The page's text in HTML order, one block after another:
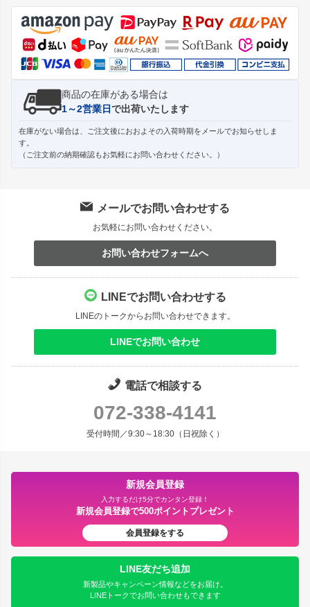
ジト
ップ
へ
商品の在庫がある場合は
1～2営業日で出荷いたします
在庫がない場合は、ご注文後におおよその入荷時期をメールでお知らせしま
す。
（ご注文前の納期確認もお気軽にお問い合わせください。）
メールでお問い合わせする
お気軽にお問い合わせください。
お問い合わせフォームへ
LINEでお問い合わせする
LINEのトークからお問い合わせできます。
LINEでお問い合わせ
電話で相談する
072-338-4141
受付時間／9:30～18:30（日祝除く）
新規会員登録
入力するだけ5分でカンタン登録！
新規会員登録で500ポイントプレゼント
会員登録をする
LINE友だち追加
新製品やキャンペーン情報などをお届け。
LINEトークでお問い合わせもできます